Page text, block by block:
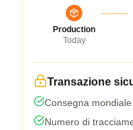
Production
Today
Transazione
Consegna
Numero di